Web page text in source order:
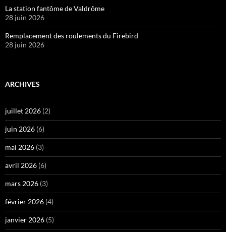
La station fantôme de Valdrôme
28 juin 2026
Remplacement des roulements du Firebird
28 juin 2026
ARCHIVES
juillet 2026 (2)
juin 2026 (6)
mai 2026 (3)
avril 2026 (6)
mars 2026 (3)
février 2026 (4)
janvier 2026 (5)